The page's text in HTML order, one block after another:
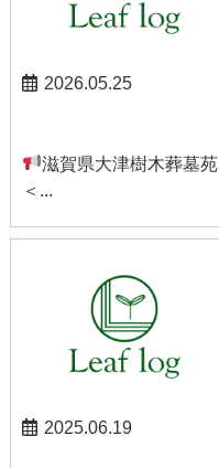
2026.05.25
滋賀県大津樹木葬墓苑
＜...
2025.06.19